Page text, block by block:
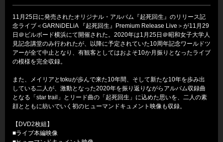
11月25日に発売されたオリジナル・アルバム『起死回生』のリリース記
念ライブ＜GARNiDELiA 『起死回生』Premium Release Live＞が11月29
日＠ビルボード横浜にて開催された。2020年は1月25日＠昭和女子大学人
見記念講堂のみ行われたが、以降に予定されていた10周年記念ワールドツ
アーが全て中止となり、有観客としてはおよそ10か月振りとなったライブ
の模様を完全収録。
また、メイリアとtokuが歩んで来た10年間、そして新たな10年を歩み出
している二人が、激動となった2020年を振り返りながらアルバム収録曲
となる「star trail」とリード曲の「起死回生」に込めた思いを、二人の素
顔とともに紡いでいく初のヒューマンドキュメント映像も収録。
【DVD2枚組】
■ライブ本編映像